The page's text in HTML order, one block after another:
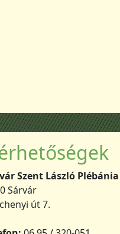
Szent László
Sárvár
út 7.